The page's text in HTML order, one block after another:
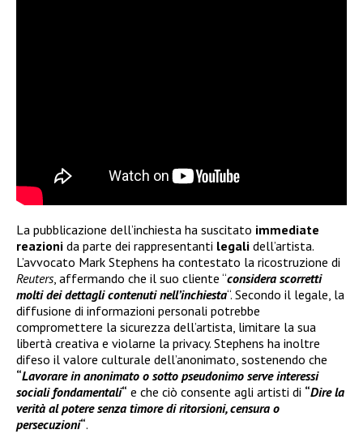
La pubblicazione dell’inchiesta ha suscitato immediate
reazioni da parte dei rappresentanti legali dell’artista.
L’avvocato Mark Stephens ha contestato la ricostruzione di
Reuters, affermando che il suo cliente “considera scorretti
molti dei dettagli contenuti nell’inchiesta“. Secondo il legale, la
diffusione di informazioni personali potrebbe
compromettere la sicurezza dell’artista, limitare la sua
libertà creativa e violarne la privacy. Stephens ha inoltre
difeso il valore culturale dell’anonimato, sostenendo che
“Lavorare in anonimato o sotto pseudonimo serve interessi
sociali fondamentali“ e che ciò consente agli artisti di “Dire la
verità al potere senza timore di ritorsioni, censura o
persecuzioni“.